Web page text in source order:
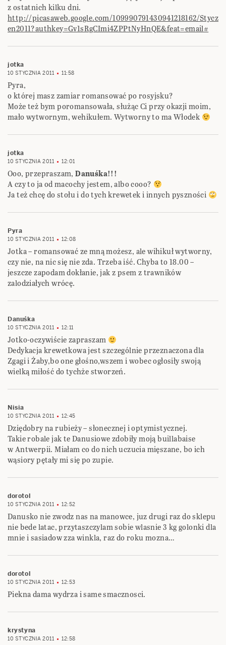
z ostatnich kilku dni.
http://picasaweb.google.com/109990791430941218162/Stycz
en2011?authkey=Gv1sRgCImi4ZPPtNyHnQE&feat=email#
jotka
10 STYCZNIA 2011 11:58
Pyra,
o której masz zamiar romansować po rosyjsku?
Może też bym poromansowała, służąc Ci przy okazji moim,
mało wytwornym, wehikułem. Wytworny to ma Włodek
jotka
10 STYCZNIA 2011 12:01
Ooo, przepraszam,Danuśka!!!
A czy to ja od macochy jestem, albo cooo?
Ja też chcę do stołu i do tych krewetek i innych pyszności
Pyra
10 STYCZNIA 2011 12:08
Jotka – romansować ze mną możesz, ale wihikuł wytworny,
czy nie, na nic się nie zda. Trzeba iść. Chyba to 18.00 –
jeszcze zapodam dokłanie, jak z psem z trawników
zalodziałych wrócę.
Danuśka
10 STYCZNIA 2011 12:11
Jotko-oczywiście zapraszam
Dedykacja krewetkowa jest szczególnie przeznaczona dla
Zgagi i Żaby,bo one głośno,wszem i wobec ogłosiły swoją
wielką miłość do tychże stworzeń.
Nisia
10 STYCZNIA 2011 12:45
Dziędobry na rubieży – słonecznej i optymistycznej.
Takie robale jak te Danusiowe zdobiły moją buillabaise
w Antwerpii. Miałam co do nich uczucia mięszane, bo ich
wąsiory pętały mi się po zupie.
dorotol
10 STYCZNIA 2011 12:52
Danusko nie zwodz nas na manowce, juz drugi raz do sklepu
nie bede latac, przytaszczylam sobie wlasnie 3 kg golonki dla
mnie i sasiadow zza winkla, raz do roku mozna…
dorotol
10 STYCZNIA 2011 12:53
Piekna dama wydrza i same smacznosci.
krystyna
10 STYCZNIA 2011 12:58